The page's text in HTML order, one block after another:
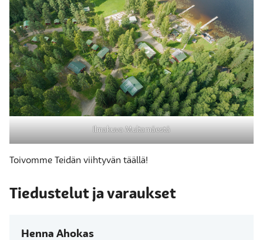
Ilmakuva Multamäestä
Toivomme Teidän viihtyvän täällä!
Tiedustelut ja varaukset
Henna Ahokas